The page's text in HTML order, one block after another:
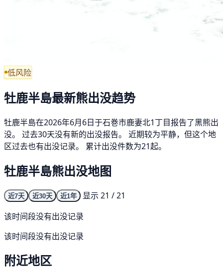
低风险
牡鹿半島最新熊出没趋势
牡鹿半島在2026年6月6日于石巻市鹿妻北1丁目报告了黑熊出
没。 过去30天没有新的出没报告。 近期较为平静，但这个地
区过去也有出没记录。 累计出没件数为21起。
牡鹿半島熊出没地图
近7天 近30天 近1年
显示 21 / 21
该时间段没有出没记录
该时间段没有出没记录
附近地区